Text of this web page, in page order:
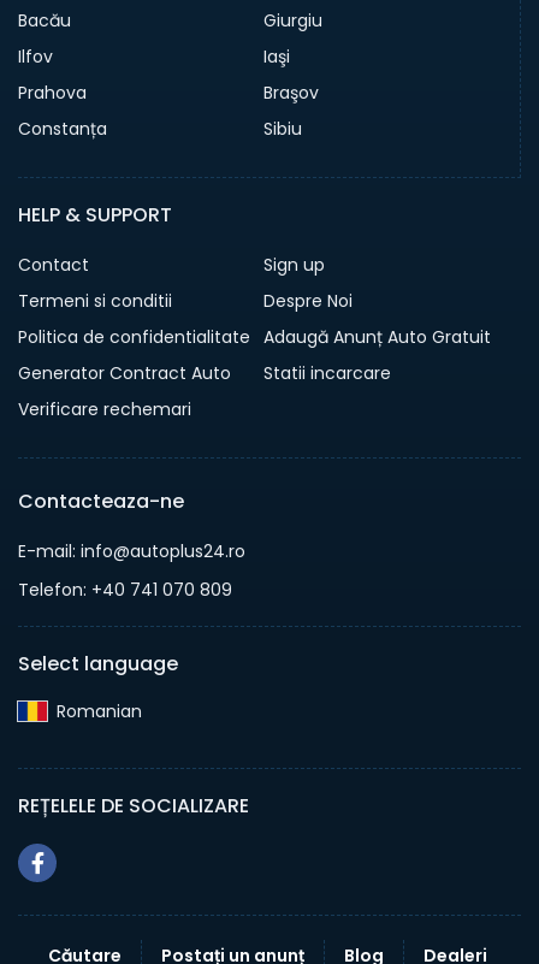
Bacău
Giurgiu
Ilfov
Iaşi
Prahova
Braşov
Constanța
Sibiu
HELP & SUPPORT
Contact
Sign up
Termeni si conditii
Despre Noi
Politica de confidentialitate Adaugă Anunț Auto Gratuit
Generator Contract Auto
Statii incarcare
Verificare rechemari
Contacteaza-ne
E-mail: info@autoplus24.ro
Telefon: +40 741 070 809
Select language
Romanian‎
REȚELELE DE SOCIALIZARE
Căutare Postați un anunț Blog Dealeri